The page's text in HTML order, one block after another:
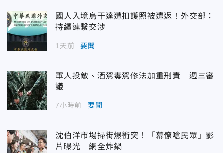
國人入境烏干達遭扣護照被遣返！外交部：
持續連繫交涉
1天前 要聞
軍人投敵、酒駕毒駕修法加重刑責 週三審
議
7小時前 要聞
沈伯洋市場掃街爆衝突！「幕僚嗆民眾」影
片曝光 網全炸鍋